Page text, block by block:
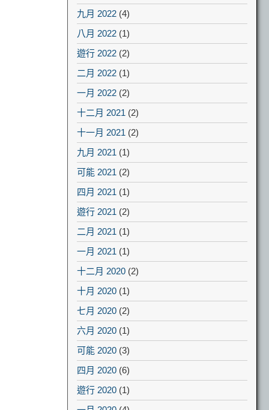
九月 2022 (4)
八月 2022 (1)
遊行 2022 (2)
二月 2022 (1)
一月 2022 (2)
十二月 2021 (2)
十一月 2021 (2)
九月 2021 (1)
可能 2021 (2)
四月 2021 (1)
遊行 2021 (2)
二月 2021 (1)
一月 2021 (1)
十二月 2020 (2)
十月 2020 (1)
七月 2020 (2)
六月 2020 (1)
可能 2020 (3)
四月 2020 (6)
遊行 2020 (1)